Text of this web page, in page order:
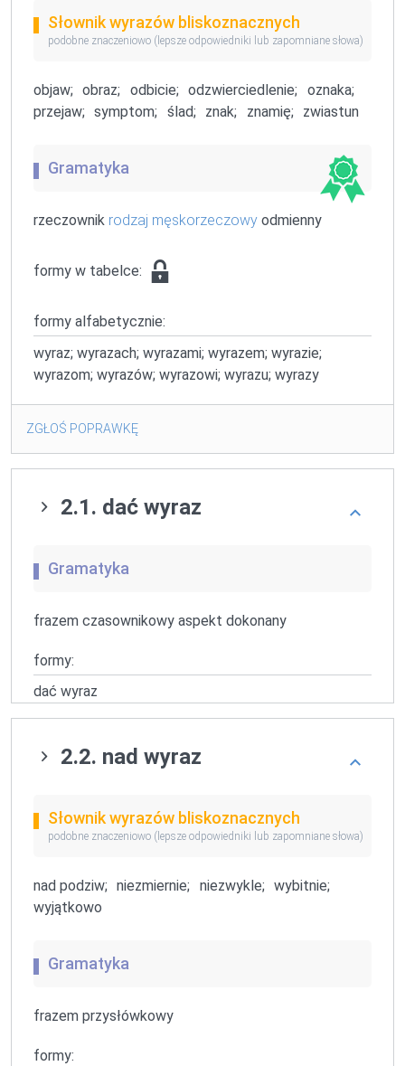
Słownik wyrazów bliskoznacznych
podobne znaczeniowo (lepsze odpowiedniki lub zapomniane słowa)
objaw; obraz; odbicie; odzwierciedlenie; oznaka;
przejaw; symptom; ślad; znak; znamię; zwiastun
Gramatyka
rzeczownik rodzaj męskorzeczowy odmienny
formy w tabelce:
formy alfabetycznie:
wyraz; wyrazach; wyrazami; wyrazem; wyrazie;
wyrazom; wyrazów; wyrazowi; wyrazu; wyrazy
ZGŁOŚ POPRAWKĘ
2.1. dać wyraz
Gramatyka
frazem czasownikowy aspekt dokonany
formy:
dać wyraz
2.2. nad wyraz
Słownik wyrazów bliskoznacznych
podobne znaczeniowo (lepsze odpowiedniki lub zapomniane słowa)
nad podziw; niezmiernie; niezwykle; wybitnie;
wyjątkowo
Gramatyka
frazem przysłówkowy
formy: